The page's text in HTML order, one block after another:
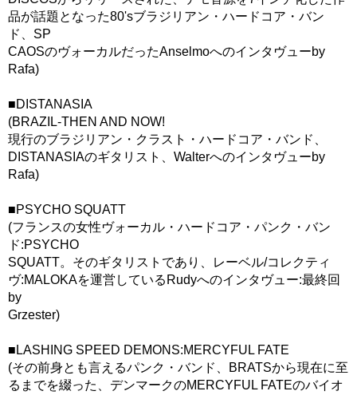
品が話題となった80'sブラジリアン・ハードコア・バン
ド、SP
CAOSのヴォーカルだったAnselmoへのインタヴューby
Rafa)
■DISTANASIA
(BRAZIL-THEN AND NOW!
現行のブラジリアン・クラスト・ハードコア・バンド、
DISTANASIAのギタリスト、Walterへのインタヴューby
Rafa)
■PSYCHO SQUATT
(フランスの女性ヴォーカル・ハードコア・パンク・バン
ド:PSYCHO
SQUATT。そのギタリストであり、レーベル/コレクティ
ヴ:MALOKAを運営しているRudyへのインタヴュー:最終回
by
Grzester)
■LASHING SPEED DEMONS:MERCYFUL FATE
(その前身とも言えるパンク・バンド、BRATSから現在に至
るまでを綴った、デンマークのMERCYFUL FATEのバイオ